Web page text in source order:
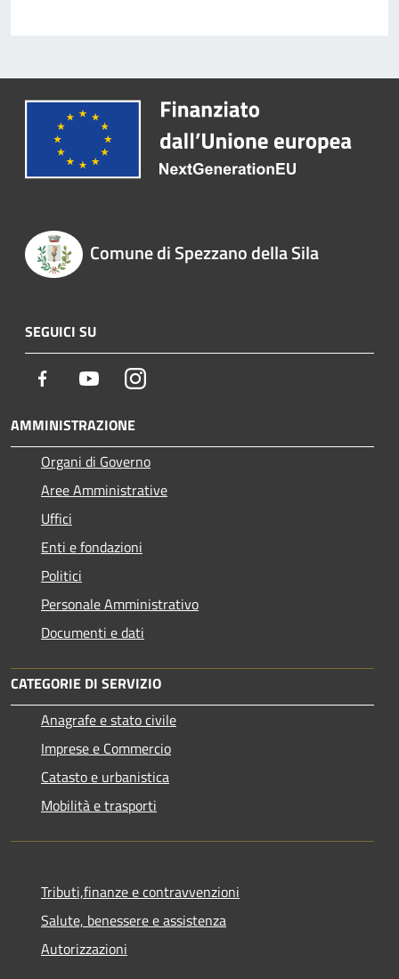
Comune di Spezzano della Sila
SEGUICI SU
Facebook YoutubeInstagram
AMMINISTRAZIONE
Organi di Governo
Aree Amministrative
Uffici
Enti e fondazioni
Politici
Personale Amministrativo
Documenti e dati
CATEGORIE DI SERVIZIO
Anagrafe e stato civile
Imprese e Commercio
Catasto e urbanistica
Mobilità e trasporti
Tributi,finanze e contravvenzioni
Salute, benessere e assistenza
Autorizzazioni